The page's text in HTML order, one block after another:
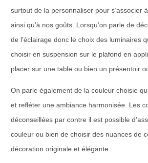
surtout de la personnaliser pour s’associer
ainsi qu’à nos goûts. Lorsqu’on parle de
de l’éclairage donc le choix des luminaires
choisir en suspension sur le plafond en
placer sur une table ou bien un présentoir
On parle également de la couleur choisie
et refléter une ambiance harmonisée. Les
déconseillées par contre il est possible
couleur ou bien de choisir des nuances de
décoration originale et élégante.